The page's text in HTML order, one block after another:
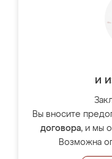
и
Вы вносите
договора, и мы
Возможна